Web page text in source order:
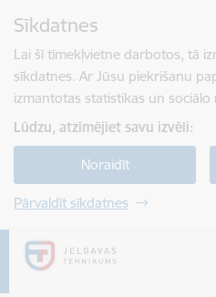
Sīkdatnes
Lai šī tīmekļvietne darbotos, tā
sīkdatnes. Ar Jūsu piekrišanu
izmantotas statistikas un sociālo
Lūdzu, atzīmējiet savu izvēli:
Noraidīt
Pārvaldīt sīkdatnes